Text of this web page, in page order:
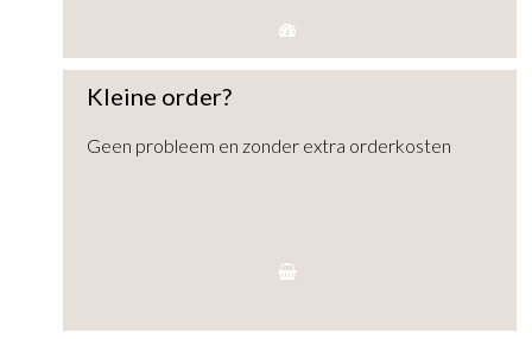
Kleine order?
Geen probleem en zonder extra orderkosten